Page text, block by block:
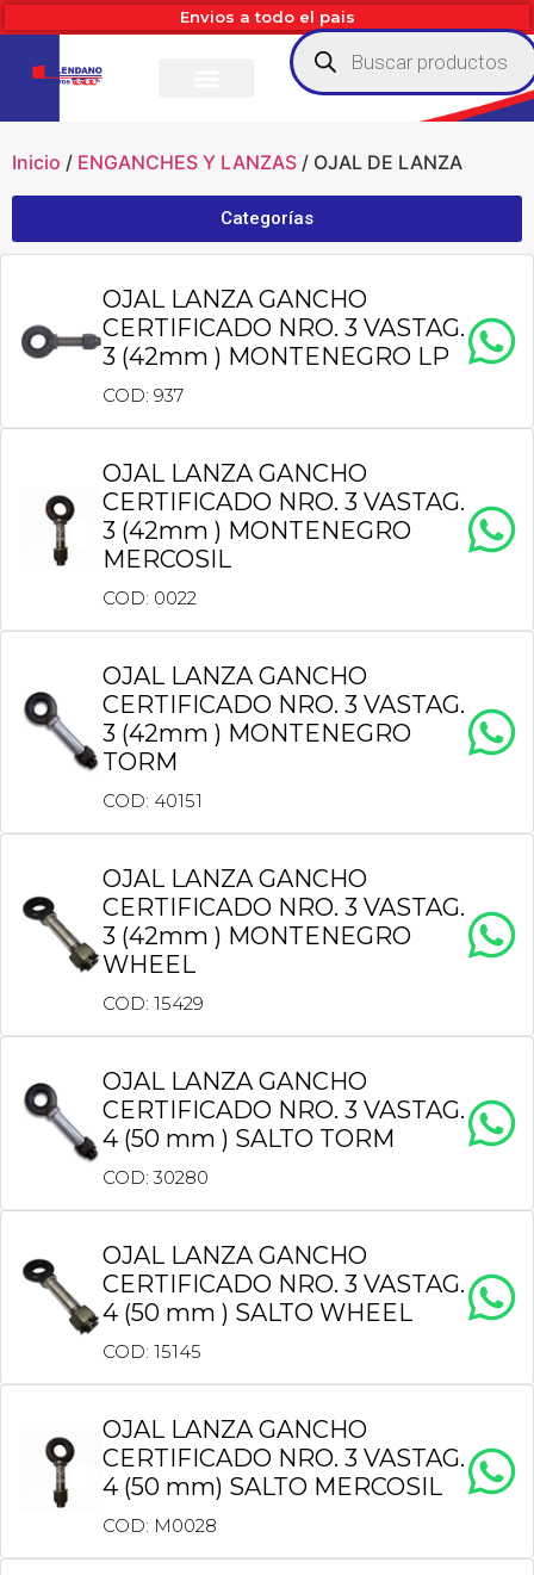
Envios a todo el pais
Inicio / ENGANCHES Y LANZAS / OJAL DE LANZA
Categorías
OJAL LANZA GANCHO
CERTIFICADO NRO. 3 VASTAG.
3 (42mm ) MONTENEGRO LP
COD: 937
OJAL LANZA GANCHO
CERTIFICADO NRO. 3 VASTAG.
3 (42mm ) MONTENEGRO
MERCOSIL
COD: 0022
OJAL LANZA GANCHO
CERTIFICADO NRO. 3 VASTAG.
3 (42mm ) MONTENEGRO
TORM
COD: 40151
OJAL LANZA GANCHO
CERTIFICADO NRO. 3 VASTAG.
3 (42mm ) MONTENEGRO
WHEEL
COD: 15429
OJAL LANZA GANCHO
CERTIFICADO NRO. 3 VASTAG.
4 (50 mm ) SALTO TORM
COD: 30280
OJAL LANZA GANCHO
CERTIFICADO NRO. 3 VASTAG.
4 (50 mm ) SALTO WHEEL
COD: 15145
OJAL LANZA GANCHO
CERTIFICADO NRO. 3 VASTAG.
4 (50 mm) SALTO MERCOSIL
COD: M0028